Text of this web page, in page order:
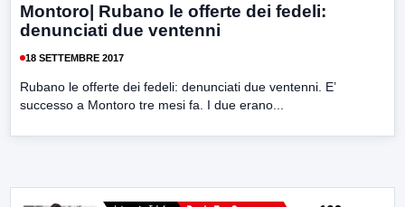
Montoro| Rubano le offerte dei fedeli:
denunciati due ventenni
18 SETTEMBRE 2017
Rubano le offerte dei fedeli: denunciati due ventenni. E’
successo a Montoro tre mesi fa. I due erano...